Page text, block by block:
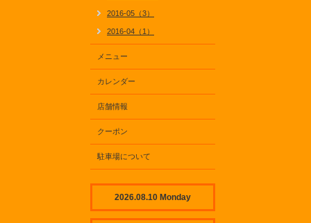
2016-05（3）
2016-04（1）
メニュー
カレンダー
店舗情報
クーポン
駐車場について
2026.08.10 Monday